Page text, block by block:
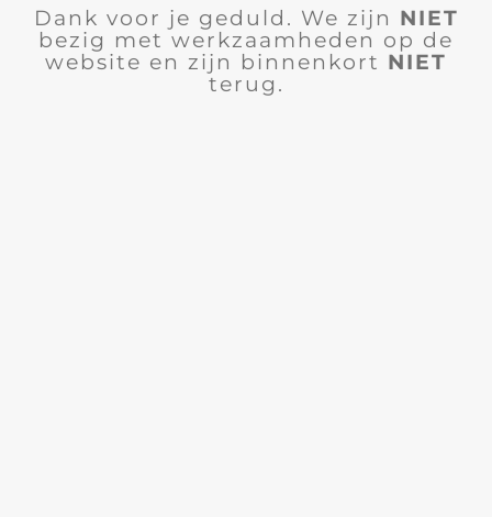
Dank voor je geduld. We zijn NIET
bezig met werkzaamheden op de
website en zijn binnenkort NIET
terug.